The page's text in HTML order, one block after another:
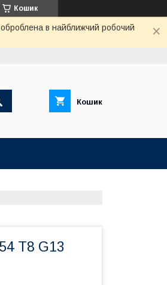
Кошик
в найближчий робочий
Кошик
T8 G13